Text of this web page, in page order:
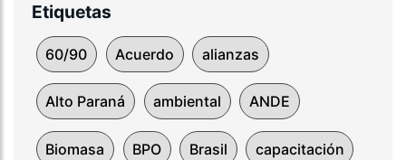
Etiquetas
60/90 Acuerdo alianzas
Alto Paraná ambiental ANDE
Biomasa BPO Brasil capacitación